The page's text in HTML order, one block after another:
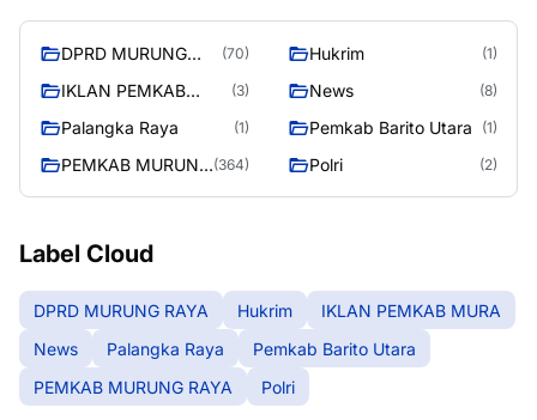
DPRD MURUNG
(70) Hukrim (1)
IKLAN PEMKAB
(3) News (8)
Palangka Raya (1) Pemkab Barito Utara (1)
PEMKAB MURUNG (364) Polri (2)
Label Cloud
DPRD MURUNG RAYA Hukrim
IKLAN PEMKAB MURA
News
Palangka Raya
Pemkab Barito Utara
PEMKAB MURUNG RAYA
Polri